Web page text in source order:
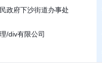
政府下沙街道办事处
/div有限公司